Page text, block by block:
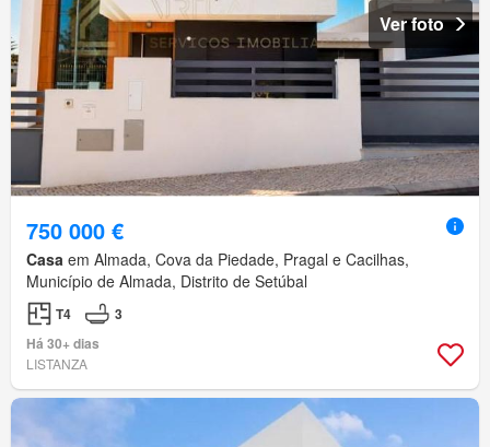
Ver foto
750 000 €
Casa em Almada, Cova da Piedade, Pragal e Cacilhas,
Município de Almada, Distrito de Setúbal
T4
3
Há 30+ dias
LISTANZA